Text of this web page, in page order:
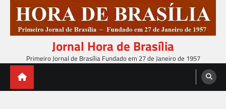
content
Jornal Hora de Brasília
Primeiro Jornal de Brasília Fundado em 27 de Janeiro de 1957